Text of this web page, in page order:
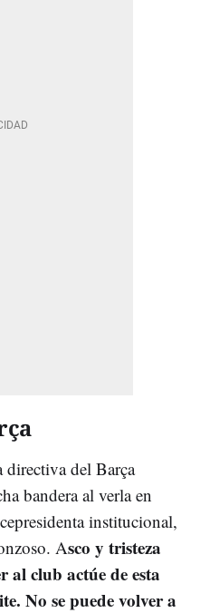
directiva del Barça
bandera al verla en
institucional,
Asco y tristeza
al club actúe de esta
No se puede volver a